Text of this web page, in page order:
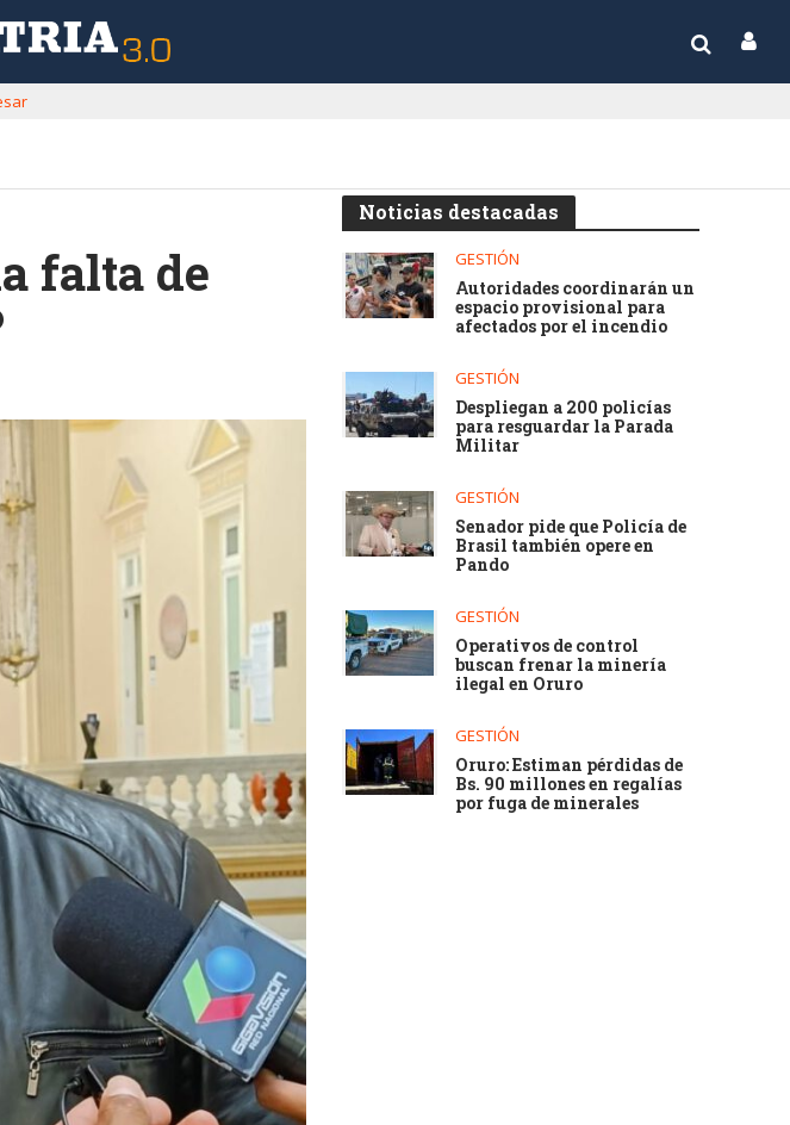
falta de
Noticias destacadas
GESTIÓN
Autoridades coordinarán un
espacio provisional para
afectados por el incendio
GESTIÓN
Despliegan a 200 policías
para resguardar la Parada
Militar
GESTIÓN
Senador pide que Policía de
Brasil también opere en
Pando
GESTIÓN
Operativos de control
buscan frenar la minería
ilegal en Oruro
GESTIÓN
Oruro: Estiman pérdidas de
Bs. 90 millones en regalías
por fuga de minerales